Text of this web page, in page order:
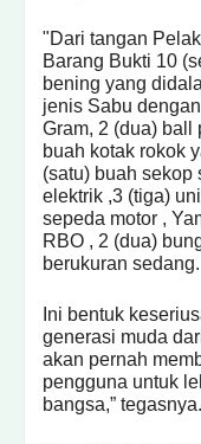
"Dari tangan
Barang Bukti 10
bening yang
jenis Sabu
Gram, 2 (dua) ball
buah kotak rokok
(satu) buah sekop
elektrik ,3 (tiga)
sepeda motor ,
RBO , 2 (dua)
berukuran sedang.
Ini bentuk
generasi muda
akan pernah
pengguna untuk
bangsa,” tegasnya.